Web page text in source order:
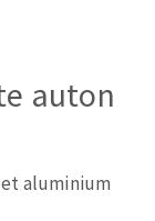
auton
aluminium